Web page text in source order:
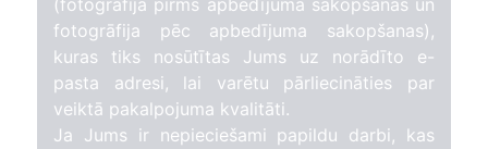
(fotogrāfija pirms apbedījuma sakopšanas un
fotogrāfija pēc apbedījuma sakopšanas),
kuras tiks nosūtītas Jums uz norādīto e-
pasta adresi, lai varētu pārliecināties par
veiktā pakalpojuma kvalitāti.
Ja Jums ir nepieciešami papildu darbi, kas